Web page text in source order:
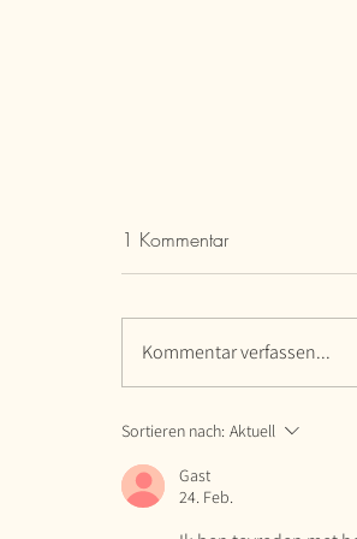
Käsestangen
1 Kommentar
Kommentar verfassen...
Sortieren nach: Aktuell
Gast
24. Feb.